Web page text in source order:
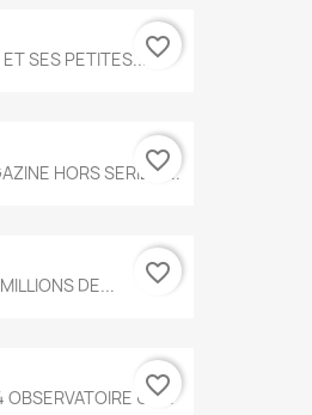
ET SES PETITES...favorite_border
HORS SERIE N...
favorite_border
DE... favorite_border
OBSERVATOIRE UN...
favorite_border